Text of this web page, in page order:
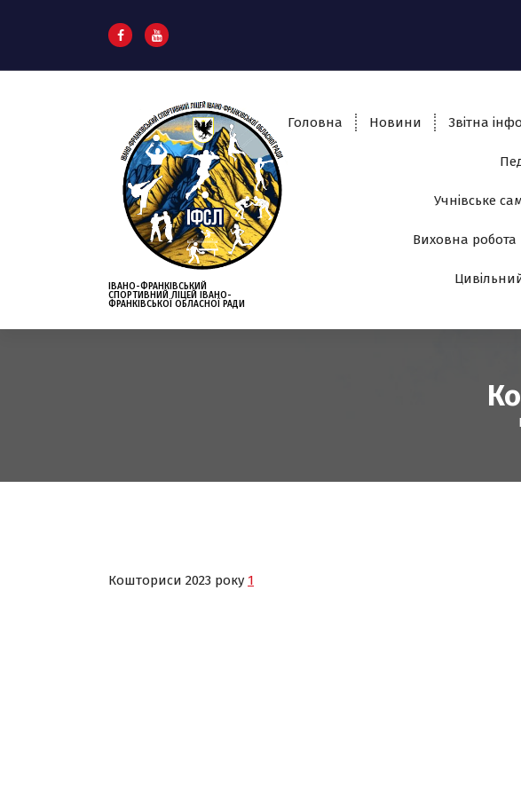
p
ІВАНО-ФРАНКІВСЬКИЙ
СПОРТИВНИЙ ЛІЦЕЙ ІВАНО-
ФРАНКІВСЬКОЇ ОБЛАСНОЇ РАДИ
Головна Новини Звітна
Учнівське
Виховна робота
Кошториси 2023 року 1